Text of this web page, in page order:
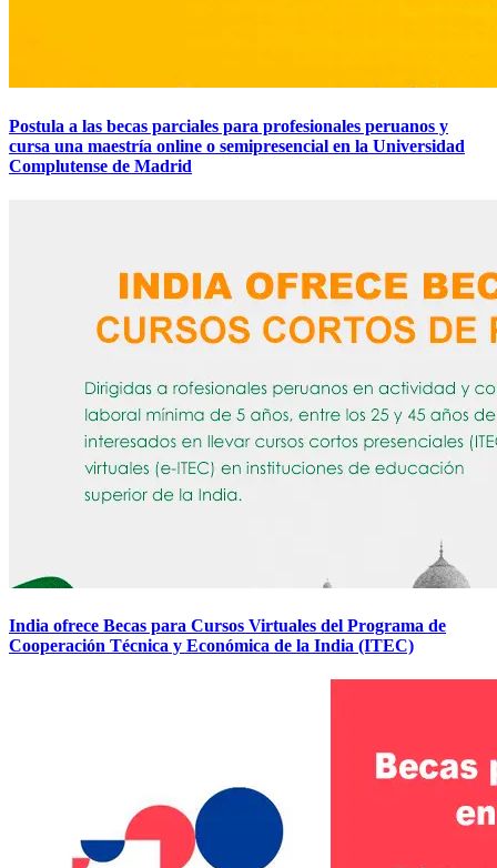
Postula a las becas parciales para profesionales peruanos y
cursa una maestría online o semipresencial en la Universidad
Complutense de Madrid
India ofrece Becas para Cursos Virtuales del Programa de
Cooperación Técnica y Económica de la India (ITEC)